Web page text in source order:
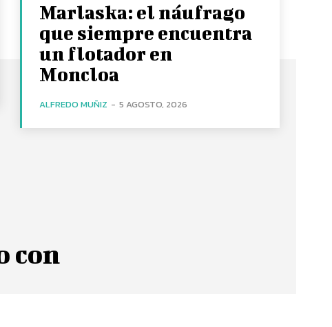
Marlaska: el náufrago
que siempre encuentra
un flotador en
Moncloa
ALFREDO MUÑIZ - 5 AGOSTO, 2026
con